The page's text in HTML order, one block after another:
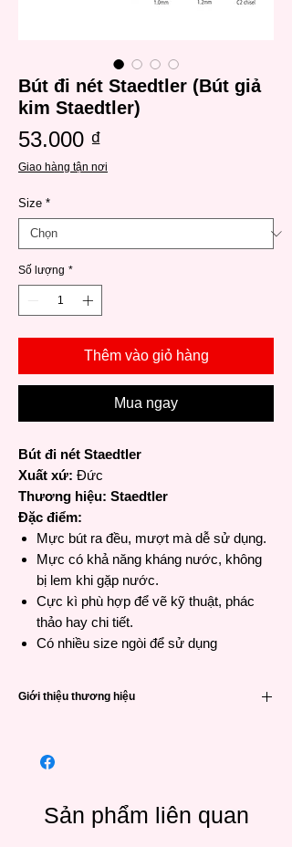
Bút đi nét Staedtler (Bút giả
kim Staedtler)
53.000 ₫
Giao hàng tận nơi
Size *
Số lượng *
Thêm vào giỏ hàng
Mua ngay
Bút đi nét Staedtler
Xuất xứ: Đức
Thương hiệu: Staedtler
Đặc điểm:
Mực bút ra đều, mượt mà dễ sử dụng.
Mực có khả năng kháng nước, không
bị lem khi gặp nước.
Cực kì phù hợp để vẽ kỹ thuật, phác
thảo hay chi tiết.
Có nhiều size ngòi để sử dụng
Giới thiệu thương hiệu
creative, inquisitive and productive – and
to rediscover their environment and release
their own unique creativity. Because
Sản phẩm liên quan